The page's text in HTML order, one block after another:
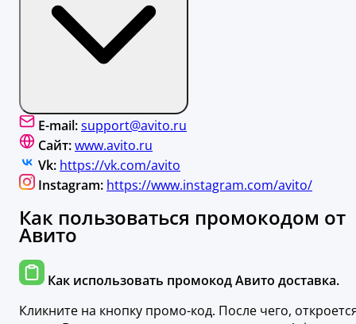
E-mail:support@avito.ru
Сайт:www.avito.ru
Vk: https://vk.com/avito
Instagram: https://www.instagram.com/avito/
Как пользоваться промокодом от
Авито
Как использовать промокод Авито доставка.
Кликните на кнопку промо-код. После чего,